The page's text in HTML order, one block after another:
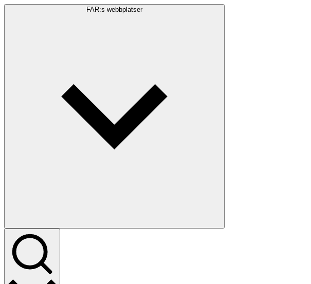
FAR:s webbplatser